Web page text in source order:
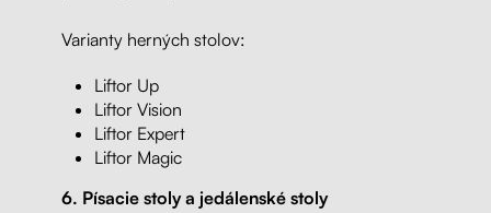
Varianty herných stolov:
Liftor Up
Liftor Vision
Liftor Expert
Liftor Magic
6. Písacie stoly a jedálenské stoly